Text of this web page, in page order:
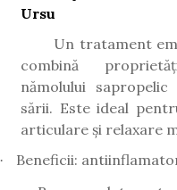
Ursu
Un tratament
combină
nămolului
sării. Este ideal
articulare și relaxare
· Beneficii: